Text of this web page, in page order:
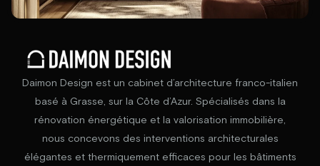
Daimon Design est un cabinet d’architecture franco-italien
basé à Grasse, sur la Côte d’Azur. Spécialisés dans la
rénovation énergétique et la valorisation immobilière,
nous concevons des interventions architecturales
élégantes et thermiquement efficaces pour les bâtiments